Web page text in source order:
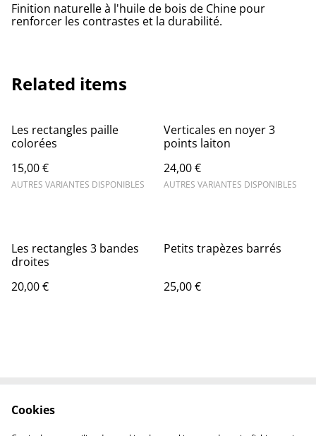
Finition naturelle à l'huile de bois de Chine pour
renforcer les contrastes et la durabilité.
Related items
Les rectangles paille
colorées
15,00 €
AUTRES VARIANTES DISPONIBLES
Verticales en noyer 3
points laiton
24,00 €
AUTRES VARIANTES DISPONIBLES
Les rectangles 3 bandes
droites
20,00 €
Petits trapèzes barrés
25,00 €
Politique de
Politique de cookies
Cookies